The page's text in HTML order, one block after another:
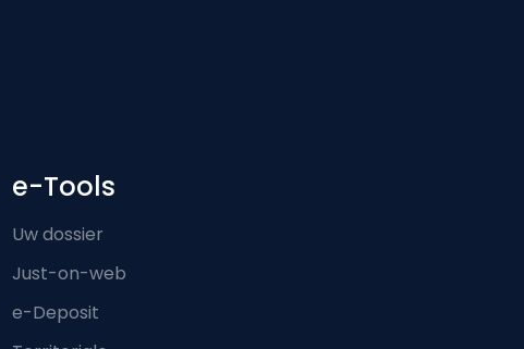
e-Tools
Uw dossier
Just-on-web
e-Deposit